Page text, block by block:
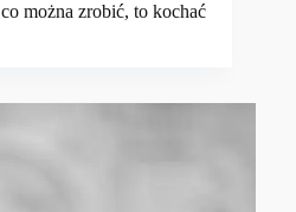
można zrobić, to kochać